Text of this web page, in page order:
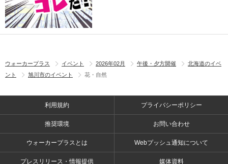
ウォーカープラス イベント 2026年02月 午後・夕方開催
北海道のイベ
ント
旭川市のイベント 花・自然
利用規約 プライバシーポリシー
推奨環境 お問い合わせ
ウォーカープラスとは Webプッシュ通知について
プレスリリース・情報提供 媒体資料